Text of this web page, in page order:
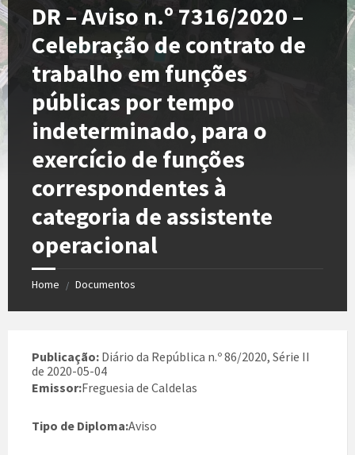
DR – Aviso n.º 7316/2020 –
Celebração de contrato de
trabalho em funções
públicas por tempo
indeterminado, para o
exercício de funções
correspondentes à
categoria de assistente
operacional
Home / Documentos
Publicação: Diário da República n.º 86/2020, Série II
de 2020-05-04
Emissor:Freguesia de Caldelas
Tipo de Diploma:Aviso